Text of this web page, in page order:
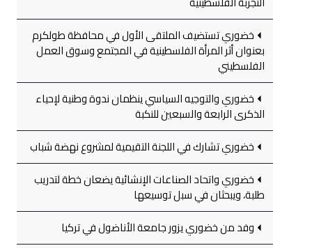
خضوري تستضيف الملتقى الأول في محافظة طولكرم
بعنوان أثر المرأة الفلسطينية في المجتمع وسوق العمل
الفلسطيني
خضوري والتوجيه السياسي ينظمان ندوة وطنية لإحياء
الذكرى الرابعة والسبعين للنكبة
خضوري تشارك في اللجنة التقيمية لمشروع نهضة شباب
خضوري واتحاد الصناعات الإنشائية يضعان خطة لتدريب
طلبة، ويبحثان في سبل توسيعها
وفد من خضوري يزور جامعة الأناضول في تركيا